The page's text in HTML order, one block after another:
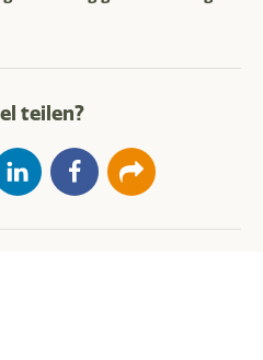
teilen?
LinkedInFacebook E-